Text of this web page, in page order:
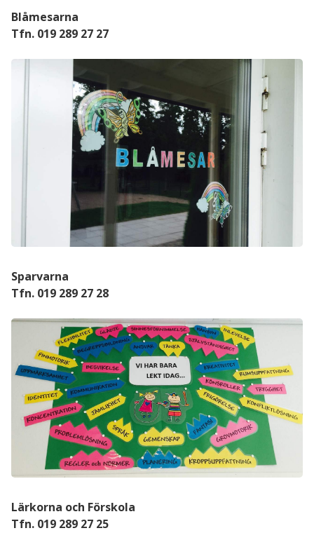
Blåmesarna
Tfn. 019 289 27 27
Sparvarna
Tfn. 019 289 27 28
Lärkorna och Förskola
Tfn. 019 289 27 25